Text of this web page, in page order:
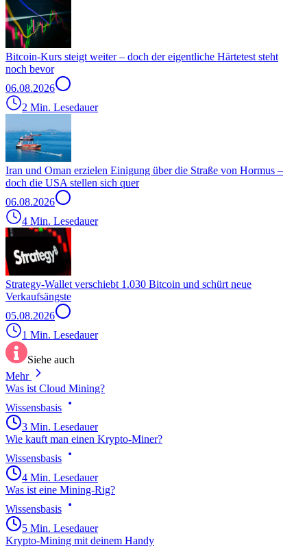
Bitcoin-Kurs steigt weiter – doch der eigentliche Härtetest steht
noch bevor
06.08.2026
2 Min. Lesedauer
Iran und Oman erzielen Einigung über die Straße von Hormus –
doch die USA stellen sich quer
06.08.2026
4 Min. Lesedauer
Strategy-Wallet verschiebt 1.030 Bitcoin und schürt neue
Verkaufsängste
05.08.2026
1 Min. Lesedauer
Siehe auch
Mehr
Was ist Cloud Mining?
Wissensbasis
3 Min. Lesedauer
Wie kauft man einen Krypto-Miner?
Wissensbasis
4 Min. Lesedauer
Was ist eine Mining-Rig?
Wissensbasis
5 Min. Lesedauer
Krypto-Mining mit deinem Handy